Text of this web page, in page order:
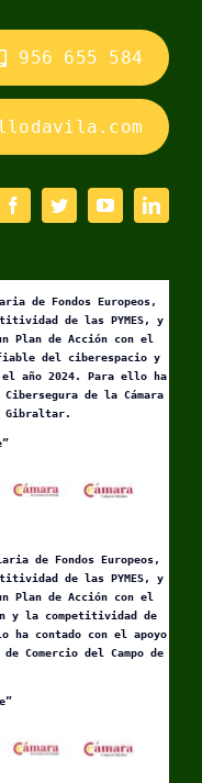
956 655 584
de Fondos Europeos,
de las PYMES, y
Plan de Acción con el
del ciberespacio y
año 2024. Para ello ha
de la Cámara
Gibraltar.
de Fondos Europeos,
de las PYMES, y
Plan de Acción con el
y la competitividad de
ha contado con el apoyo
Comercio del Campo de